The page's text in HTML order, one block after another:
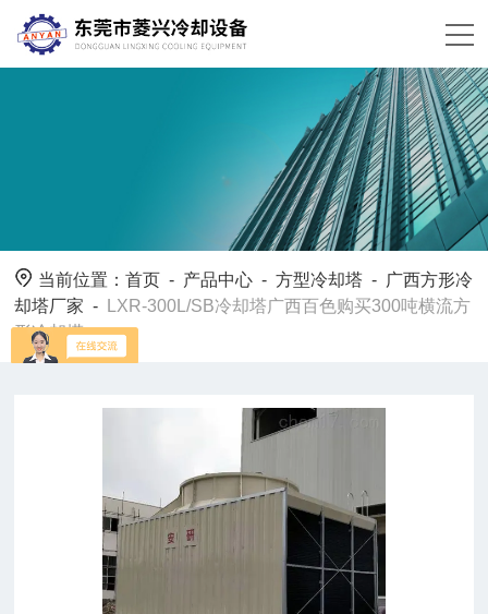
当前位置：首页 - 产品中心 -方型冷却塔 - 广西方形冷
却塔厂家 -
LXR-300L/SB冷却塔广西百色购买300吨横流方
形冷却塔